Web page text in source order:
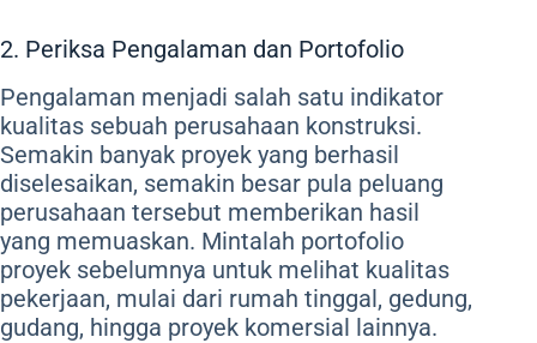
2. Periksa Pengalaman dan Portofolio
Pengalaman menjadi salah satu indikator
kualitas sebuah perusahaan konstruksi.
Semakin banyak proyek yang berhasil
diselesaikan, semakin besar pula peluang
perusahaan tersebut memberikan hasil
yang memuaskan. Mintalah portofolio
proyek sebelumnya untuk melihat kualitas
pekerjaan, mulai dari rumah tinggal, gedung,
gudang, hingga proyek komersial lainnya.